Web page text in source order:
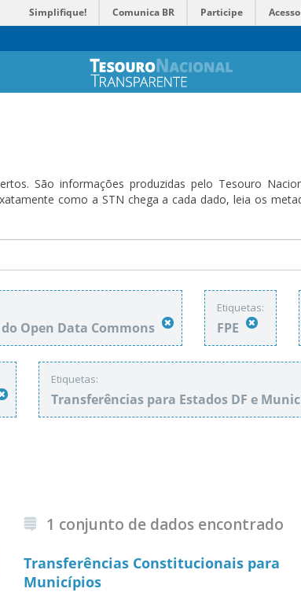
Simplifique! Comunica BR Participe
São informações produzidas pelo Tesouro
como a STN chega a cada dado, leia os
Open Data Commons
Etiquetas:
FPE
Etiquetas:
Transferências para Estados DF e
1 conjunto de dados encontrado
Transferências Constitucionais para
Municípios